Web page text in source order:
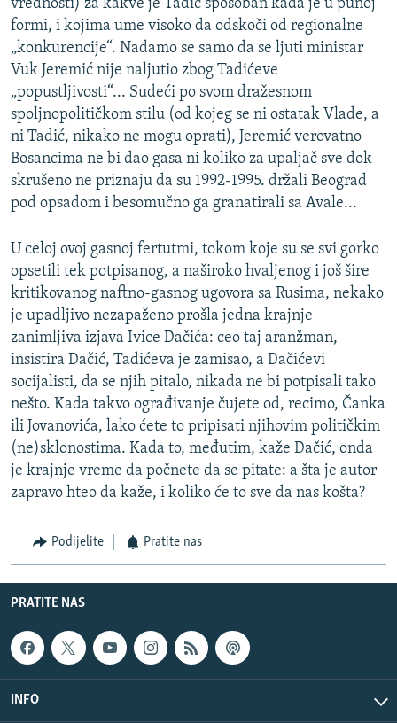
vrednosti) za kakve je Tadić sposoban kada je u punoj
formi, i kojima ume visoko da odskoči od regionalne
„konkurencije“. Nadamo se samo da se ljuti ministar
Vuk Jeremić nije naljutio zbog Tadićeve
„popustljivosti“... Sudeći po svom dražesnom
spoljnopolitičkom stilu (od kojeg se ni ostatak Vlade, a
ni Tadić, nikako ne mogu oprati), Jeremić verovatno
Bosancima ne bi dao gasa ni koliko za upaljač sve dok
skrušeno ne priznaju da su 1992-1995. držali Beograd
pod opsadom i besomučno ga granatirali sa Avale...
U celoj ovoj gasnoj fertutmi, tokom koje su se svi gorko
opsetili tek potpisanog, a naširoko hvaljenog i još šire
kritikovanog naftno-gasnog ugovora sa Rusima, nekako
je upadljivo nezapaženo prošla jedna krajnje
zanimljiva izjava Ivice Dačića: ceo taj aranžman,
insistira Dačić, Tadićeva je zamisao, a Dačićevi
socijalisti, da se njih pitalo, nikada ne bi potpisali tako
nešto. Kada takvo ograđivanje čujete od, recimo, Čanka
ili Jovanovića, lako ćete to pripisati njihovim političkim
(ne)sklonostima. Kada to, međutim, kaže Dačić, onda
je krajnje vreme da počnete da se pitate: a šta je autor
zapravo hteo da kaže, i koliko će to sve da nas košta?
Podijelite Pratite nas
PRATITE NAS
INFO